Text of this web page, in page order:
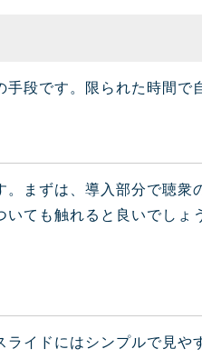
段です。限られた時間で
まずは、導入部分で聴
ても触れると良いでし
イドにはシンプルで見